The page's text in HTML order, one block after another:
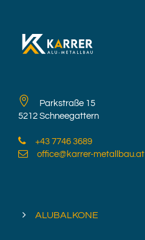
Parkstraße 15
5212 Schneegattern
+43 7746 3689
office@karrer-metallbau.at
ALUBALKONE